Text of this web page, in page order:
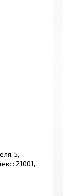
5,
21001,